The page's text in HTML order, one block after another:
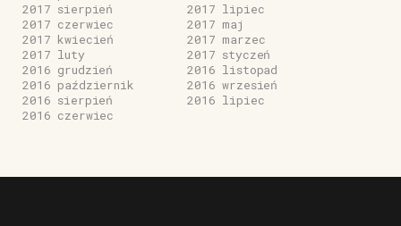
2017 sierpień
2017 lipiec
2017 czerwiec
2017 maj
2017 kwiecień
2017 marzec
2017 luty
2017 styczeń
2016 grudzień
2016 listopad
2016 październik
2016 wrzesień
2016 sierpień
2016 lipiec
2016 czerwiec